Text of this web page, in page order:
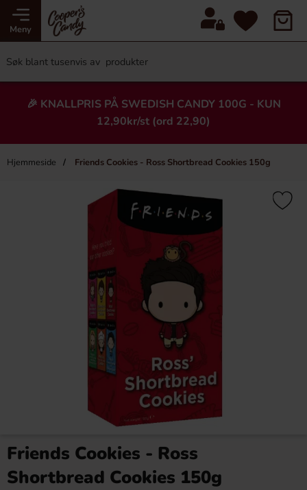
Meny
🎉 KNALLPRIS PÅ SWEDISH CANDY 100G - KUN
12,90kr/st (ord 22,90)
Hjemmeside Friends Cookies - Ross Shortbread Cookies 150g
Heading
×
200g
Flavor Ramen 2xSpicy 140g
Friends Cookies - Ross
Shortbread Cookies 150g